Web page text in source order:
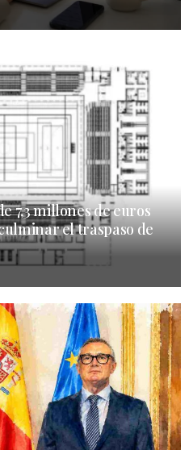
7,3 millones de euros
el traspaso de